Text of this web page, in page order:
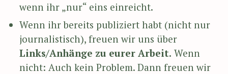
wenn ihr „nur“ eins einreicht.
Wenn ihr bereits publiziert habt (nicht nur
journalistisch), freuen wir uns über
Links/Anhänge zu eurer Arbeit. Wenn
nicht: Auch kein Problem. Dann freuen wir